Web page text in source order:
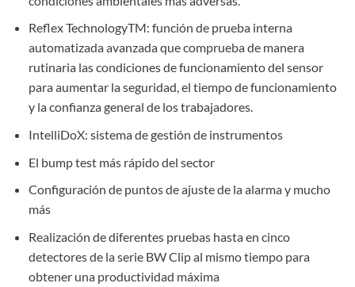
Reflex TechnologyTM: función de prueba interna
automatizada avanzada que comprueba de manera
rutinaria las condiciones de funcionamiento del sensor
para aumentar la seguridad, el tiempo de funcionamiento
y la confianza general de los trabajadores.
IntelliDoX: sistema de gestión de instrumentos
El bump test más rápido del sector
Configuración de puntos de ajuste de la alarma y mucho
más
Realización de diferentes pruebas hasta en cinco
detectores de la serie BW Clip al mismo tiempo para
obtener una productividad máxima